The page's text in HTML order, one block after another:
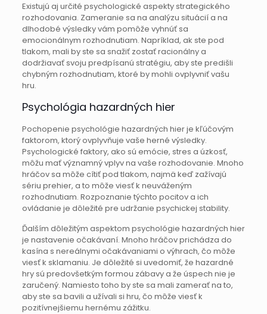
Existujú aj určité psychologické aspekty strategického
rozhodovania. Zameranie sa na analýzu situácií a na
dlhodobé výsledky vám pomôže vyhnúť sa
emocionálnym rozhodnutiam. Napríklad, ak ste pod
tlakom, mali by ste sa snažiť zostať racionálny a
dodržiavať svoju predpísanú stratégiu, aby ste predišli
chybným rozhodnutiam, ktoré by mohli ovplyvniť vašu
hru.
Psychológia hazardných hier
Pochopenie psychológie hazardných hier je kľúčovým
faktorom, ktorý ovplyvňuje vaše herné výsledky.
Psychologické faktory, ako sú emócie, stres a úzkosť,
môžu mať významný vplyv na vaše rozhodovanie. Mnoho
hráčov sa môže cítiť pod tlakom, najmä keď zažívajú
sériu prehier, a to môže viesť k neuváženým
rozhodnutiam. Rozpoznanie týchto pocitov a ich
ovládanie je dôležité pre udržanie psychickej stability.
Ďalším dôležitým aspektom psychológie hazardných hier
je nastavenie očakávaní. Mnoho hráčov prichádza do
kasína s nereálnymi očakávaniami o výhrach, čo môže
viesť k sklamaniu. Je dôležité si uvedomiť, že hazardné
hry sú predovšetkým formou zábavy a že úspech nie je
zaručený. Namiesto toho by ste sa mali zamerať na to,
aby ste sa bavili a užívali si hru, čo môže viesť k
pozitívnejšiemu hernému zážitku.